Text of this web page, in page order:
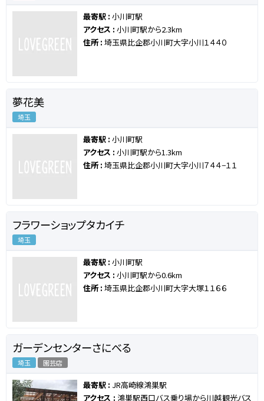
最寄駅 : 小川町駅
アクセス : 小川町駅から2.3km
住所 : 埼玉県比企郡小川町大字小川１４４０
夢花美
埼玉
最寄駅 : 小川町駅
アクセス : 小川町駅から1.3km
住所 : 埼玉県比企郡小川町大字小川７４４−１１
フラワーショップタカイチ
埼玉
最寄駅 : 小川町駅
アクセス : 小川町駅から0.6km
住所 : 埼玉県比企郡小川町大字大塚１１６６
ガーデンセンターさにべる
埼玉 園芸店
最寄駅 : JR高崎線鴻巣駅
アクセス : 鴻巣駅西口バス乗り場から川越観光バス